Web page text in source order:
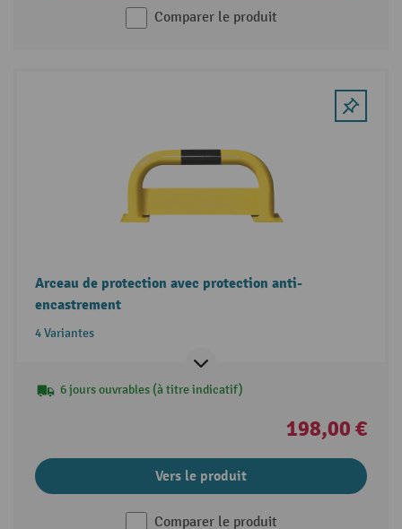
Comparer le produit
Arceau de protection avec protection anti-
encastrement
4 Variantes
6 jours ouvrables (à titre indicatif)
198,00 €
Vers le produit
Comparer le produit